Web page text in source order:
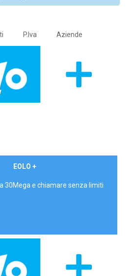
P.Iva Aziende
EOLO +
30Mega e chiamare senza limiti